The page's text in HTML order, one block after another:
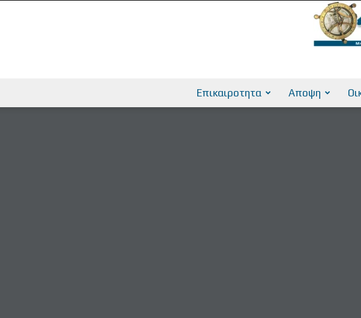
Επικαιροτητα Αποψη